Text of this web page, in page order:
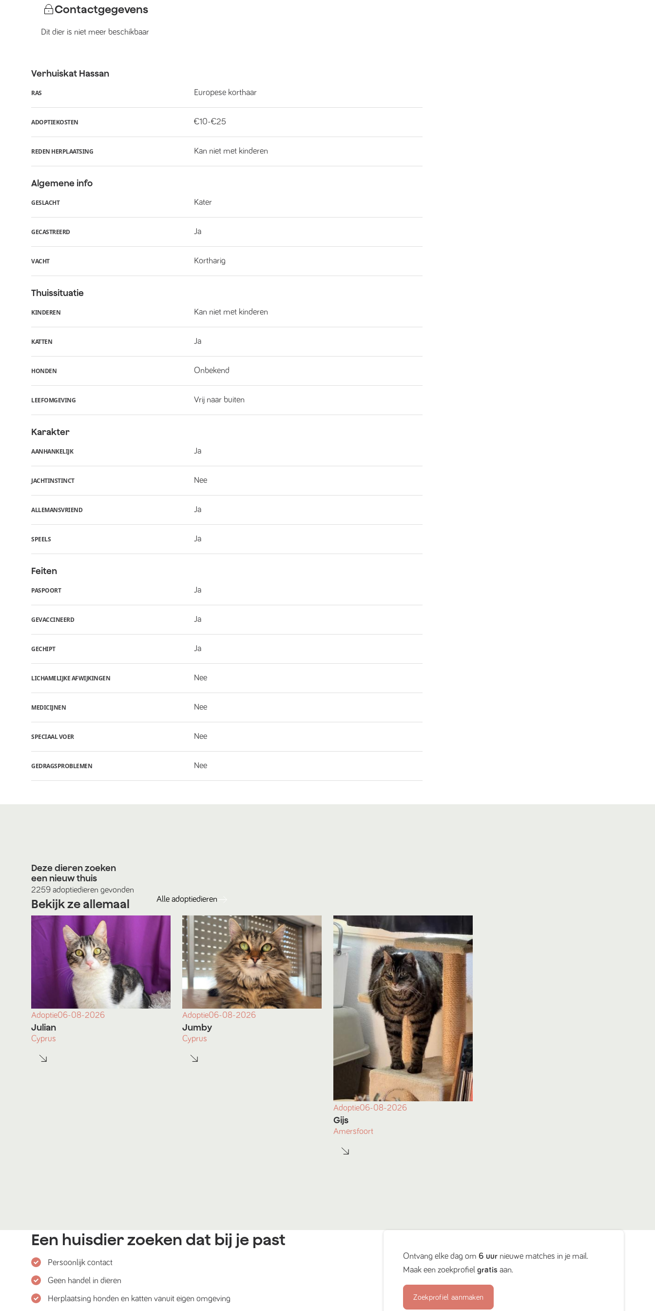
Contactgegevens
Dit dier is niet meer beschikbaar
Verhuiskat Hassan
RAS Europese korthaar
ADOPTIEKOSTEN €10-€25
REDEN HERPLAATSING Kan niet met kinderen
Algemene info
GESLACHT Kater
GECASTREERD Ja
VACHT Kortharig
Thuissituatie
KINDEREN Kan niet met kinderen
KATTEN Ja
HONDEN Onbekend
LEEFOMGEVING Vrij naar buiten
Karakter
AANHANKELIJK Ja
JACHTINSTINCT Nee
ALLEMANSVRIEND Ja
SPEELS Ja
Feiten
PASPOORT Ja
GEVACCINEERD Ja
GECHIPT Ja
LICHAMELIJKE AFWIJKINGEN Nee
MEDICIJNEN Nee
SPECIAAL VOER Nee
GEDRAGSPROBLEMEN Nee
Deze dieren zoeken
een nieuw thuis
2259 adoptiedieren gevonden
Bekijk ze allemaal Alle adoptiedieren
Adoptie06-08-2026
Julian
Cyprus
Adoptie06-08-2026
Jumby
Cyprus
Adoptie06-08-2026
Gijs
Amersfoort
Een huisdier zoeken dat bij je past
Persoonlijk contact
Geen handel in dieren
Herplaatsing honden en katten vanuit eigen omgeving
Ontvang elke dag om6 uur nieuwe matches in je mail.
Maak een zoekprofielgratis aan.
Zoekprofiel aanmaken